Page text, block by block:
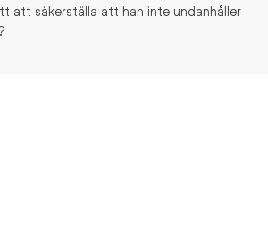
att säkerställa att han inte undanhåller